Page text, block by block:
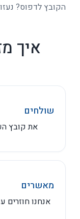
הקובץ לדפוס?
שולחים
את קובץ
מאשרים
אנחנו חוזרים